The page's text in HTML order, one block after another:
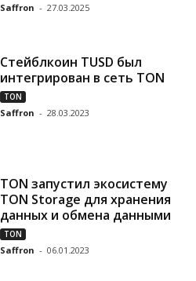
Saffron - 27.03.2025
Стейблкоин TUSD был
интегрирован в сеть TON
TON
Saffron - 28.03.2023
TON запустил экосистему
TON Storage для хранения
данных и обмена данными
TON
Saffron - 06.01.2023